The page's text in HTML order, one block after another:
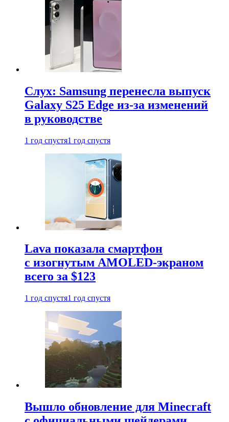
Слух: Samsung перенесла выпуск
Galaxy S25 Edge из-за изменений
в руководстве
1 год спустя1 год спустя
Lava показала смартфон
с изогнутым AMOLED-экраном
всего за $123
1 год спустя1 год спустя
Вышло обновление для Minecraft